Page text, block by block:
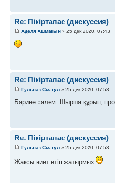
Re: Пікірталас (дискуссия)
Аделя Ашмакын » 25 дек 2020, 07:43
Re: Пікірталас (дискуссия)
Гульназ Смагул » 25 дек 2020, 07:53
Барине салем: Шырша құрып,
Re: Пікірталас (дискуссия)
Гульназ Смагул » 25 дек 2020, 07:53
Жақсы ниет етіп жатырмыз